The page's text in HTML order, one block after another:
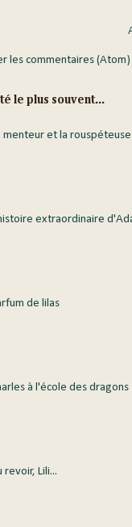
les commentaires (Atom)
le plus souvent...
menteur et la rouspéteuse
extraordinaire
de lilas
à l'école des dragons
revoir, Lili...